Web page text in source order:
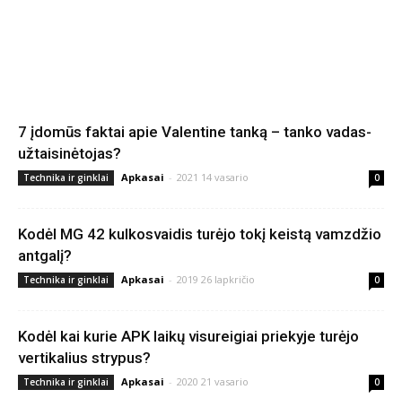
7 įdomūs faktai apie Valentine tanką – tanko vadas-
užtaisinėtojas?
Technika ir ginklai Apkasai - 2021 14 vasario 0
Kodėl MG 42 kulkosvaidis turėjo tokį keistą vamzdžio
antgalį?
Technika ir ginklai Apkasai - 2019 26 lapkričio 0
Kodėl kai kurie APK laikų visureigiai priekyje turėjo
vertikalius strypus?
Technika ir ginklai Apkasai - 2020 21 vasario 0